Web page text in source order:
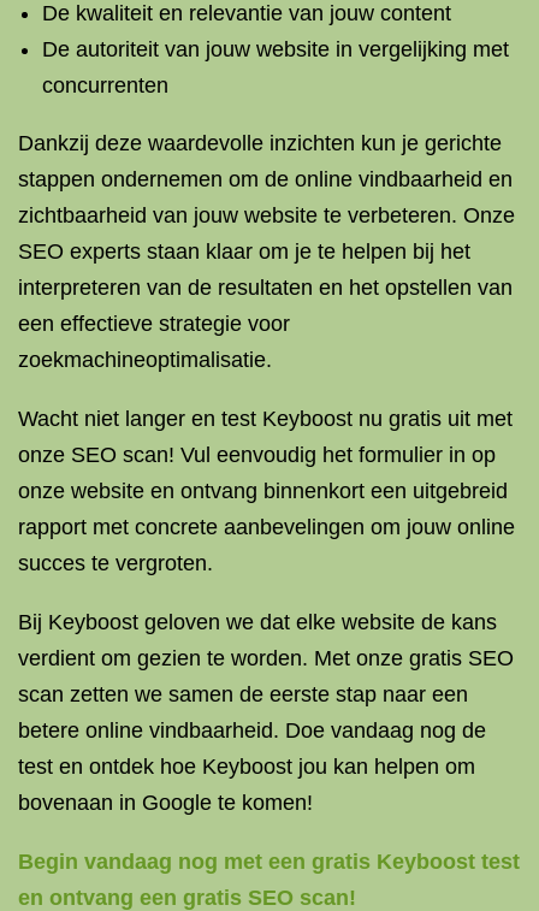
De kwaliteit en relevantie van jouw content
De autoriteit van jouw website in vergelijking met
concurrenten
Dankzij deze waardevolle inzichten kun je gerichte
stappen ondernemen om de online vindbaarheid en
zichtbaarheid van jouw website te verbeteren. Onze
SEO experts staan klaar om je te helpen bij het
interpreteren van de resultaten en het opstellen van
een effectieve strategie voor
zoekmachineoptimalisatie.
Wacht niet langer en test Keyboost nu gratis uit met
onze SEO scan! Vul eenvoudig het formulier in op
onze website en ontvang binnenkort een uitgebreid
rapport met concrete aanbevelingen om jouw online
succes te vergroten.
Bij Keyboost geloven we dat elke website de kans
verdient om gezien te worden. Met onze gratis SEO
scan zetten we samen de eerste stap naar een
betere online vindbaarheid. Doe vandaag nog de
test en ontdek hoe Keyboost jou kan helpen om
bovenaan in Google te komen!
Begin vandaag nog met een gratis Keyboost test
en ontvang een gratis SEO scan!